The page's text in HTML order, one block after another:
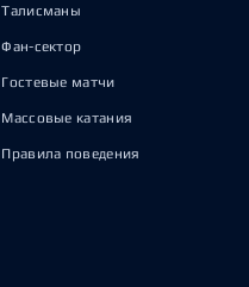
Талисманы
Фан-сектор
Гостевые матчи
Массовые катания
Правила поведения